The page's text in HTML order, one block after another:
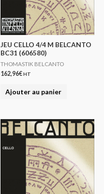
JEU CELLO 4/4 M BELCANTO
BC31 (606580)
THOMASTIK BELCANTO
162,96€HT
Ajouter au panier